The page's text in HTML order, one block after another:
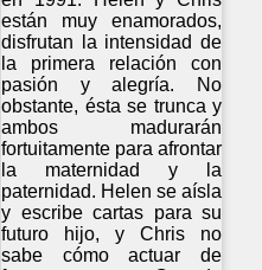
están muy enamorados,
disfrutan la intensidad de
la primera relación con
pasión y alegría. No
obstante, ésta se trunca y
ambos madurarán
fortuitamente para afrontar
la maternidad y la
paternidad. Helen se aísla
y escribe cartas para su
futuro hijo, y Chris no
sabe cómo actuar de